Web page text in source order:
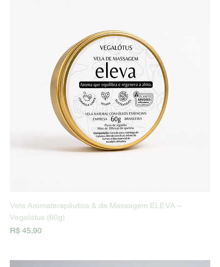
Vela Aromaterapêutica & de Massagem ELEVA –
Vegalótus (60g)
Preço
R$ 45,90